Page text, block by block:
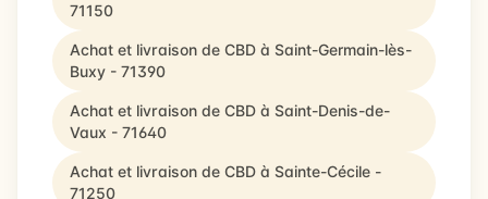
71150
Achat et livraison de CBD à Saint-Germain-lès-
Buxy - 71390
Achat et livraison de CBD à Saint-Denis-de-
Vaux - 71640
Achat et livraison de CBD à Sainte-Cécile -
71250